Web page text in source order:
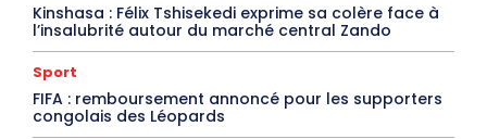
Kinshasa : Félix Tshisekedi exprime sa colère face à
l’insalubrité autour du marché central Zando
Sport
FIFA : remboursement annoncé pour les supporters
congolais des Léopards